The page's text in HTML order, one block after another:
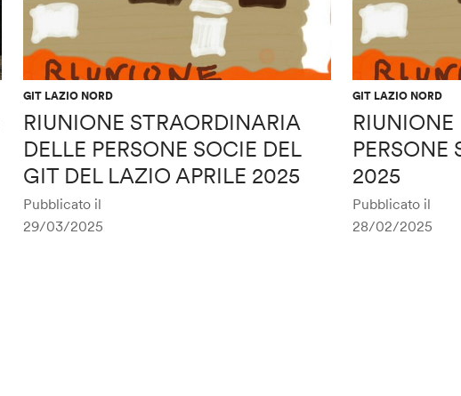
GIT LAZIO NORD
RIUNIONE STRAORDINARIA
DELLE PERSONE SOCIE DEL
GIT DEL LAZIO APRILE 2025
Pubblicato il
29/03/2025
GIT LAZIO NORD
2025
Pubblicato il
28/02/2025